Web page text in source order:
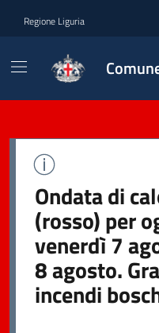
Regione Liguria
Ondata di
(rosso) per
venerdì 7
8 agosto.
incendi